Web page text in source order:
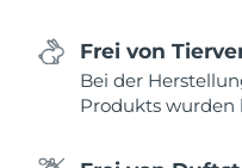
Frei von
Bei der
Produkts wurden